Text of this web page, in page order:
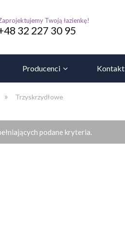
Twoją łazienkę!
32 227 30 95
Producenci Kontakt
» Trzyskrzydłowe
podane kryteria.